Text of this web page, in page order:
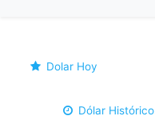
Dolar Hoy
Dólar Histórico